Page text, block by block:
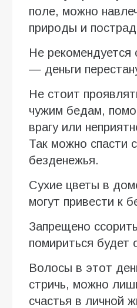
поле, можно
природы и
Не рекомендуется
— деньги
Не стоит
чужим бедам,
врагу или
Так можно спасти
безденежья.
Сухие цветы в
могут привести к
Запрещено
помириться будет
Волосы в этот
стричь, можно
счастья в личной